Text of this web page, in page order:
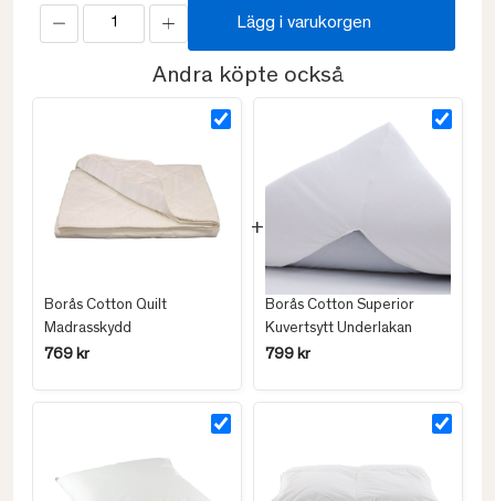
Lägg i varukorgen
Andra köpte också
Borås Cotton Quilt
Madrasskydd
769 kr
Borås Cotton Superior
Kuvertsytt Underlakan
799 kr